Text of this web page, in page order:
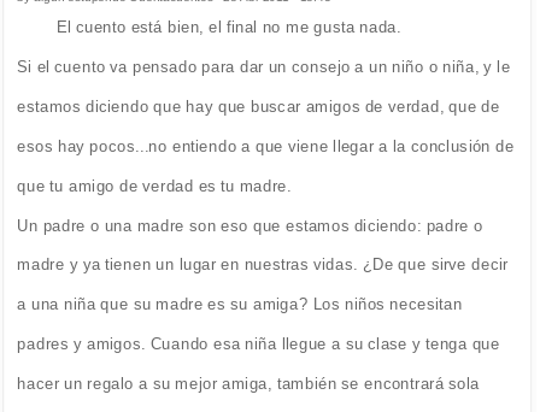
El cuento está bien, el final no me gusta nada.
Si el cuento va pensado para dar un consejo a un niño o niña, y le
estamos diciendo que hay que buscar amigos de verdad, que de
esos hay pocos...no entiendo a que viene llegar a la conclusión de
que tu amigo de verdad es tu madre.
Un padre o una madre son eso que estamos diciendo: padre o
madre y ya tienen un lugar en nuestras vidas. ¿De que sirve decir
a una niña que su madre es su amiga? Los niños necesitan
padres y amigos. Cuando esa niña llegue a su clase y tenga que
hacer un regalo a su mejor amiga, también se encontrará sola